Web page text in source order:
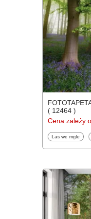
( 12464 )
Cena zależy
Fototapety
Las we mgle